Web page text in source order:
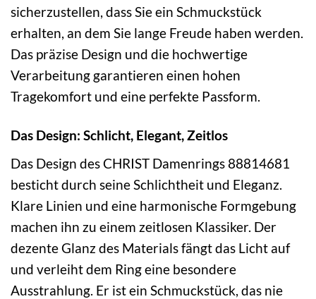
sicherzustellen, dass Sie ein Schmuckstück
erhalten, an dem Sie lange Freude haben werden.
Das präzise Design und die hochwertige
Verarbeitung garantieren einen hohen
Tragekomfort und eine perfekte Passform.
Das Design: Schlicht, Elegant, Zeitlos
Das Design des CHRIST Damenrings 88814681
besticht durch seine Schlichtheit und Eleganz.
Klare Linien und eine harmonische Formgebung
machen ihn zu einem zeitlosen Klassiker. Der
dezente Glanz des Materials fängt das Licht auf
und verleiht dem Ring eine besondere
Ausstrahlung. Er ist ein Schmuckstück, das nie